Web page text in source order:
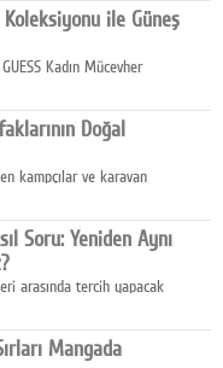
Koleksiyonu ile Güneş
Kadın Mücevher
Doğal
kampçılar ve karavan
bitkisel içerikli ürünleri tercih
Soru: Yeniden Aynı
arasında tercih yapacak
Mangada